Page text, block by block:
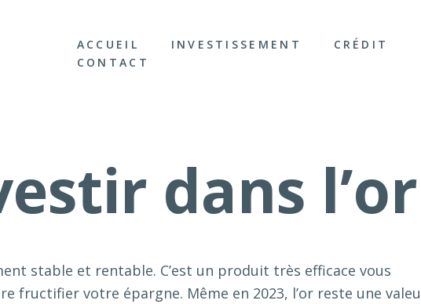
ACCUEIL INVESTISSEMENT CRÉDIT
CONTACT
dans
stable et rentable. C’est un produit très efficace vous
fructifier votre épargne. Même en 2023, l’or reste une